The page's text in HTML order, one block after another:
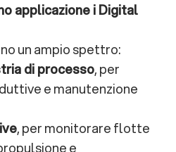
applicazione i Digital
un ampio spettro:
di processo, per
e manutenzione
, per monitorare flotte
e